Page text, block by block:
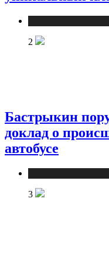
2
Бастрыкин
доклад о
автобусе
3